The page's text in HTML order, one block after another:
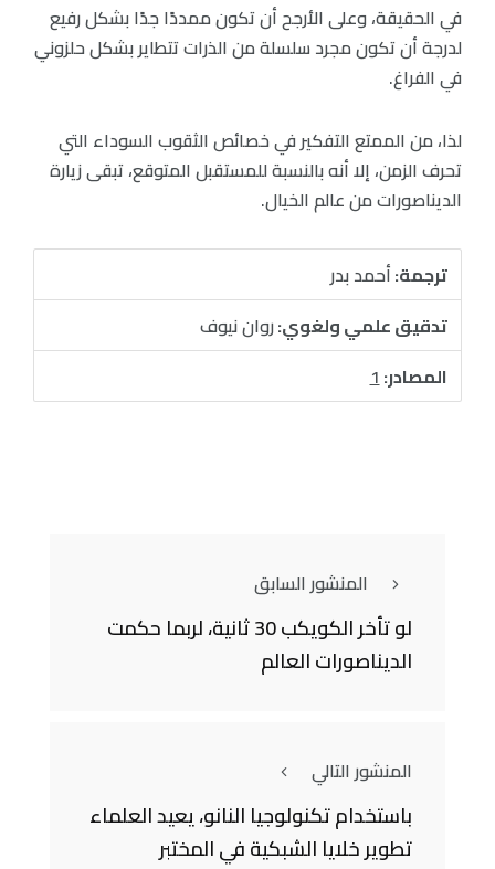
في الحقيقة، وعلى الأرجح أن تكون ممددًا جدًا بشكل رفيع
لدرجة أن تكون مجرد سلسلة من الذرات تتطاير بشكل حلزوني
في الفراغ.
لذا، من الممتع التفكير في خصائص الثقوب السوداء التي
تحرف الزمن، إلا أنه بالنسبة للمستقبل المتوقع، تبقى زيارة
الديناصورات من عالم الخيال.
ترجمة:أحمد بدر
تدقيق علمي ولغوي:روان نيوف
المصادر:1
المنشور السابق
لو تأخر الكويكب 30 ثانية، لربما حكمت
الديناصورات العالم
المنشور التالي
باستخدام تكنولوجيا النانو، يعيد العلماء
تطوير خلايا الشبكية في المختبر